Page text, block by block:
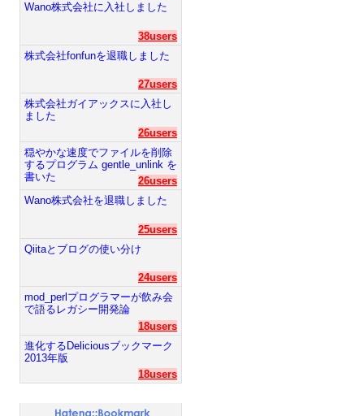
Wano株式会社に入社しました
38users
株式会社fonfunを退職しました
27users
株式会社ガイアックスに入社し
ました
26users
穏やかな速度でファイルを削除
するプログラム gentle_unlink を
書いた
26users
Wano株式会社を退職しました
25users
Qiitaとブログの使い分け
24users
mod_perlプログラマーが飲み会
で語るレガシー開発論
18users
進化するDeliciousブックマーク
2013年版
18users